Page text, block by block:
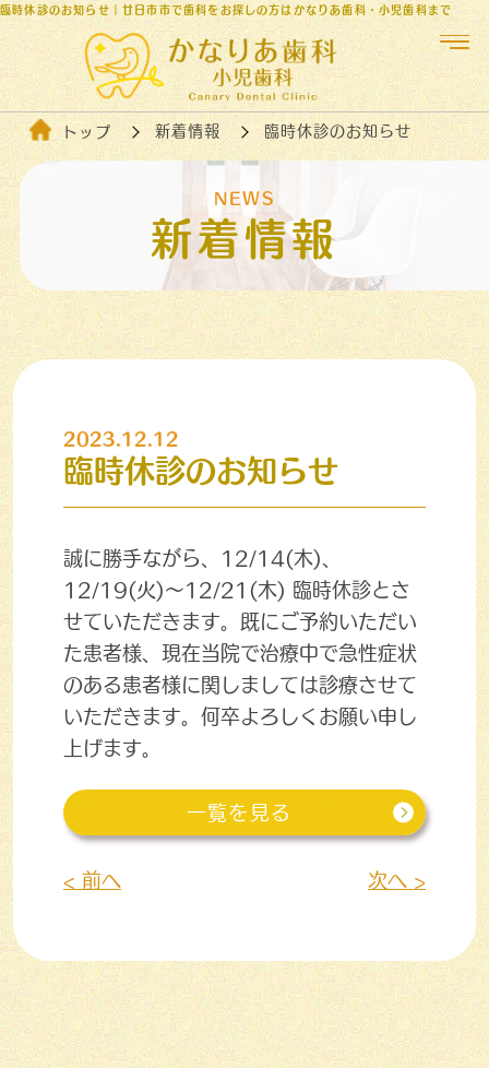
臨時休診のお知らせ｜廿日市市で歯科をお探しの方はかなりあ歯科・小児歯科まで
トップ 新着情報 臨時休診のお知らせ
NEWS
新着情報
2023.12.12
臨時休診のお知らせ
誠に勝手ながら、12/14(木)、
12/19(火)～12/21(木) 臨時休診とさ
せていただきます。既にご予約いただい
た患者様、現在当院で治療中で急性症状
のある患者様に関しましては診療させて
いただきます。何卒よろしくお願い申し
上げます。
< 前へ
一覧を見る
次へ >